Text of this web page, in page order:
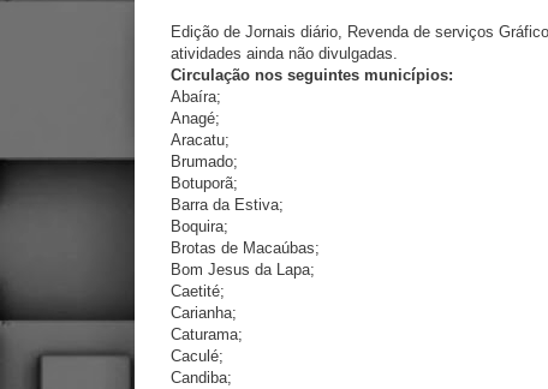
Edição de Jornais diário, Revenda de serviços
atividades ainda não divulgadas.
Circulação nos seguintes municípios:
Abaíra;
Anagé;
Aracatu;
Brumado;
Botuporã;
Barra da Estiva;
Boquira;
Brotas de Macaúbas;
Bom Jesus da Lapa;
Caetité;
Carianha;
Caturama;
Caculé;
Candiba;